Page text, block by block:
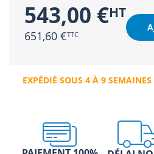
543,00 €
651,60 €
EXPÉDIÉ SOUS 4 À 9 SEMAINES